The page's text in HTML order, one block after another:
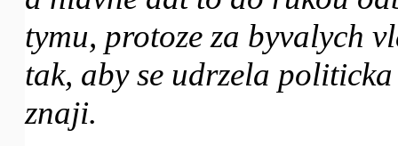
tymu, protoze za byvalych
tak, aby se udrzela
znaji.